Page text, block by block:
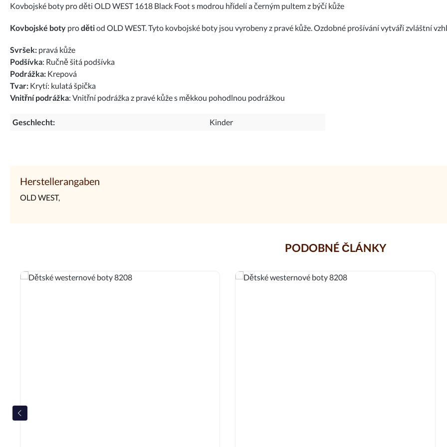
Kovbojské boty pro děti OLD WEST 1618 Black Foot s modrou hřídelí a černým pultem z býčí kůže
Kovbojské boty prodětiod OLD WEST. Tyto kovbojské boty jsou vyrobeny z pravé kůže. Ozdobné prošívání vytváří zvláštní
Svršek: pravá kůže
Podšívka: Ručně šitá podšívka
Podrážka: Krepová
Tvar: Krytí: kulatá špička
Vnitřní podrážka: Vnitřní podrážka z pravé kůže s měkkou pohodlnou podrážkou
Geschlecht: Kinder
Herstellerangaben
OLD WEST,
PODOBNÉ ČLÁNKY